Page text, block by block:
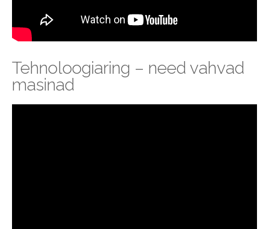
Tehnoloogiaring – need vahvad
masinad